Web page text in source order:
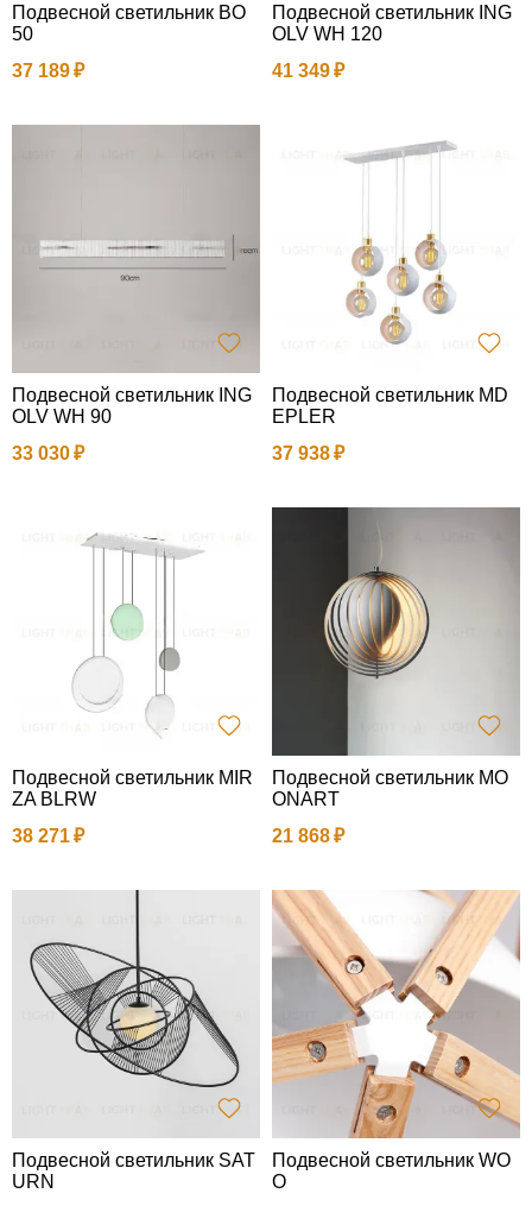
Подвесной светильник BO
50
37 189
Подвесной светильник ING
OLV WH 120
41 349
Подвесной светильник ING
OLV WH 90
33 030
Подвесной светильник MD
EPLER
37 938
Подвесной светильник MIR
ZA BLRW
38 271
Подвесной светильник MO
ONART
21 868
Подвесной светильник SAT
URN
Подвесной светильник WO
O